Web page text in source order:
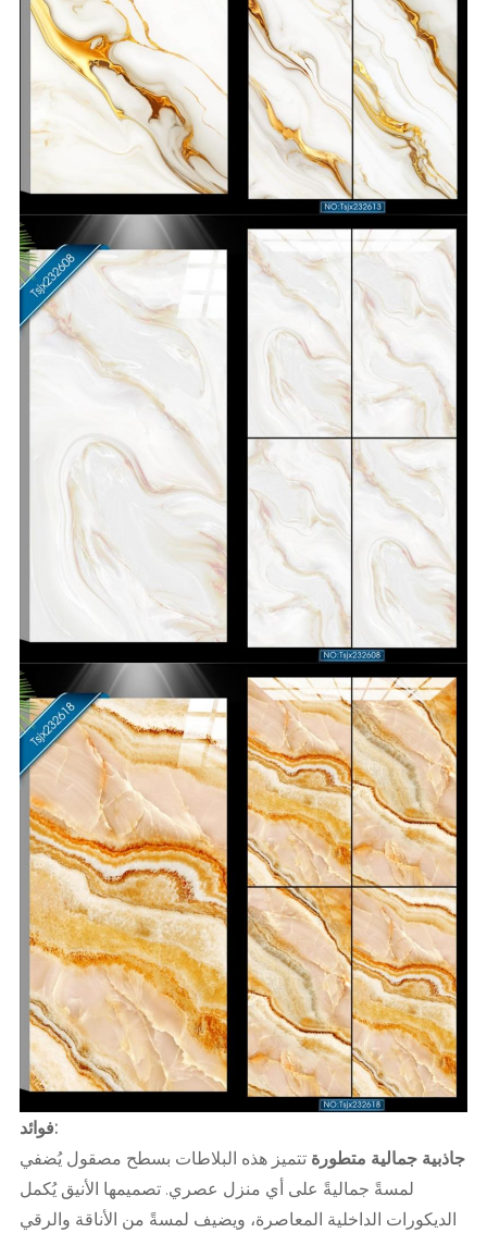
فوائد:
جاذبية جمالية متطورةتتميز هذه البلاطات بسطح مصقول يُضفي
لمسةً جماليةً على أي منزل عصري. تصميمها الأنيق يُكمل
الديكورات الداخلية المعاصرة، ويضيف لمسةً من الأناقة والرقي